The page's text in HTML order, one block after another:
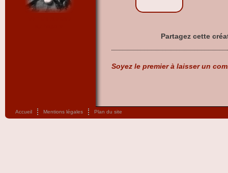
Partagez cette
Soyez le premier à laisser un
Accueil Mentions légales Plan du site